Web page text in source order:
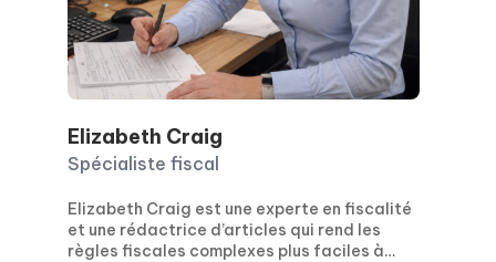
Elizabeth Craig
Spécialiste fiscal
Elizabeth Craig est une experte en fiscalité
et une rédactrice d’articles qui rend les
règles fiscales complexes plus faciles à